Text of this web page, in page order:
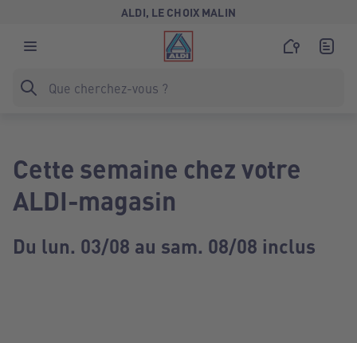
ALDI, LE CHOIX MALIN
Cette semaine chez votre
ALDI-magasin
Du lun. 03/08 au sam. 08/08 inclus